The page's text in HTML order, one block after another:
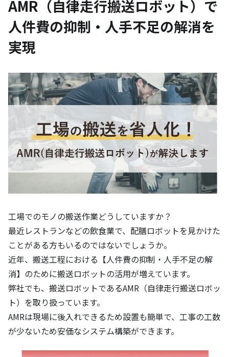
AMR（自律走行搬送ロボット）で
人件費の抑制・人手不足の解消を
実現
工場でのモノの搬送作業どうしていますか？
最近レストランなどの飲食業で、配膳ロボットを見かけた
ことがある方もいるのではないでしょうか。
近年、搬送工程における【人件費の抑制・人手不足の解
消】のために搬送ロボットの活用が増えています。
弊社でも、搬送ロボットであるAMR（自律走行搬送ロボッ
ト）を取り扱っています。
AMRは現場に後入れできるため設置も簡単で、工事の工数
が少ないため安価なシステム構築ができます。